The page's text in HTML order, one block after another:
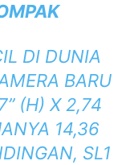
DI DUNIA
BARU
(H) X 2,74
14,36
SL1